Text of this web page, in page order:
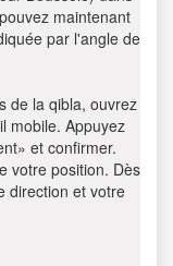
maintenant
par l'angle de
de la qibla, ouvrez
mobile. Appuyez
et confirmer.
votre position. Dès
direction et votre